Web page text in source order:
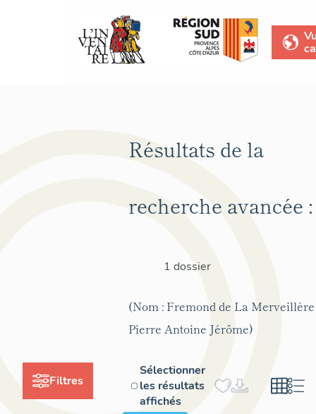
Filtres
Résultats de la
recherche avancée :
1 dossier
(Nom : Fremond de La Merveillère
Pierre Antoine Jérôme)
Sélectionner
les résultats
affichés